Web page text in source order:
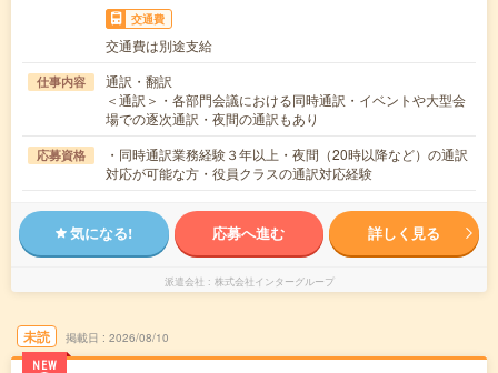
交通費
交通費は別途支給
仕事内容
通訳・翻訳
＜通訳＞・各部門会議における同時通訳・イベントや大型会
場での逐次通訳・夜間の通訳もあり
応募資格
・同時通訳業務経験３年以上・夜間（20時以降など）の通訳
対応が可能な方・役員クラスの通訳対応経験
気になる! 応募へ進む 詳しく見る
派遣会社 株式会社インターグループ
未読
NEW
掲載日 2026/08/10